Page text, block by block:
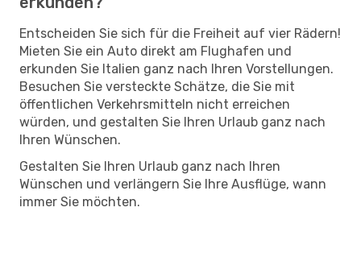
Entscheiden Sie sich für die Freiheit auf vier Rädern!
Mieten Sie ein Auto direkt am Flughafen und
erkunden Sie Italien ganz nach Ihren Vorstellungen.
Besuchen Sie versteckte Schätze, die Sie mit
öffentlichen Verkehrsmitteln nicht erreichen
würden, und gestalten Sie Ihren Urlaub ganz nach
Ihren Wünschen.
Gestalten Sie Ihren Urlaub ganz nach Ihren
Wünschen und verlängern Sie Ihre Ausflüge, wann
immer Sie möchten.